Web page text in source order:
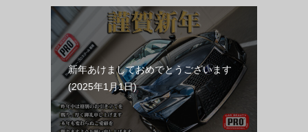
新年あけましておめでとうございます
2025年1月1日